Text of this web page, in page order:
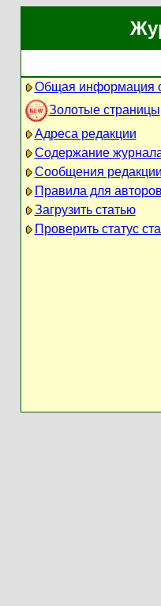
Общая информация
Золотые страницы
Адреса редакции
Содержание
Сообщения редакции
Правила для авторов
Загрузить статью
Проверить статус